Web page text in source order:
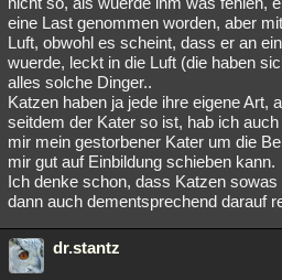
eine Last genommen worden, aber
Luft, obwohl es scheint, dass er an
wuerde, leckt in die Luft (die haben
alles solche Dinger..
Katzen haben ja jede ihre eigene Art,
seitdem der Kater so ist, hab ich
mir mein gestorbener Kater um die
mir gut auf Einbildung schieben kann.
Ich denke schon, dass Katzen
dann auch dementsprechend darauf
dr.stantz